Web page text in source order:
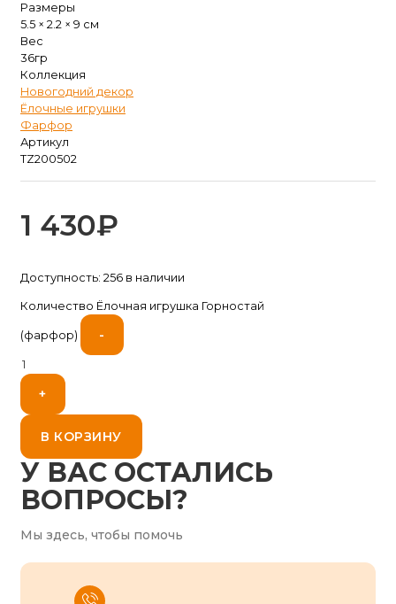
Размеры
5.5 × 2.2 × 9 см
Вес
36гр
Коллекция
Новогодний декор
Ёлочные игрушки
Фарфор
Артикул
TZ200502
1 430₽
Доступность: 256 в наличии
Количество Ёлочная игрушка Горностай
(фарфор) -
+
В КОРЗИНУ
У ВАС ОСТАЛИСЬ
ВОПРОСЫ?
Мы здесь, чтобы помочь